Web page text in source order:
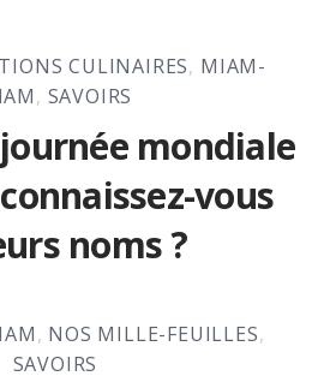
CULINAIRES, MIAM-
, SAVOIRS
mondiale
vous
noms ?
, NOS MILLE-FEUILLES,
SAVOIRS